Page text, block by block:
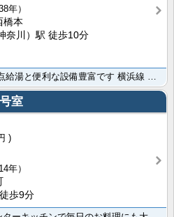
年）
橋本
奈川）駅 徒歩10分
ガス給湯/クッションフロア/３点給湯と便利な設備豊富です 横浜線 橋本（神奈川）駅まで徒歩10分でお･･･
室
年）
歩9分